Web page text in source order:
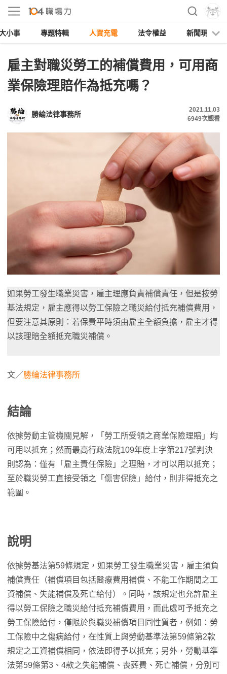
小事 專題特輯 人資充電 法令權益 新聞現場
雇主對職災勞工的補償費用，可用商
業保險理賠作為抵充嗎？
勝綸法律事務所
2021.11.03
6949次觀看
如果勞工發生職業災害，雇主理應負責補償責任，但是按勞
基法規定，雇主應得以勞工保險之職災給付抵充補償費用，
但要注意其原則：若保費平時須由雇主全額負擔，雇主才得
以該理賠全額抵充職災補償。
文／勝綸法律事務所
結論
依據勞動主管機關見解，「勞工所受領之商業保險理賠」均
可用以抵充；然而最高行政法院109年度上字第217號判決
則認為：僅有「雇主責任保險」之理賠，才可以用以抵充；
至於職災勞工直接受領之「傷害保險」給付，則非得抵充之
範圍。
說明
依據勞基法第59條規定，如果勞工發生職業災害，雇主須負
補償責任（補償項目包括醫療費用補償、不能工作期間之工
資補償、失能補償及死亡給付）。同時，該規定也允許雇主
得以勞工保險之職災給付抵充補償費用，而此處可予抵充之
勞工保險給付，僅限於與職災補償項目同性質者，例如：勞
工保險中之傷病給付，在性質上與勞動基準法第59條第2款
規定之工資補償相同，依法即得予以抵充；另外，勞動基準
法第59條第3、4款之失能補償、喪葬費、死亡補償，分別可